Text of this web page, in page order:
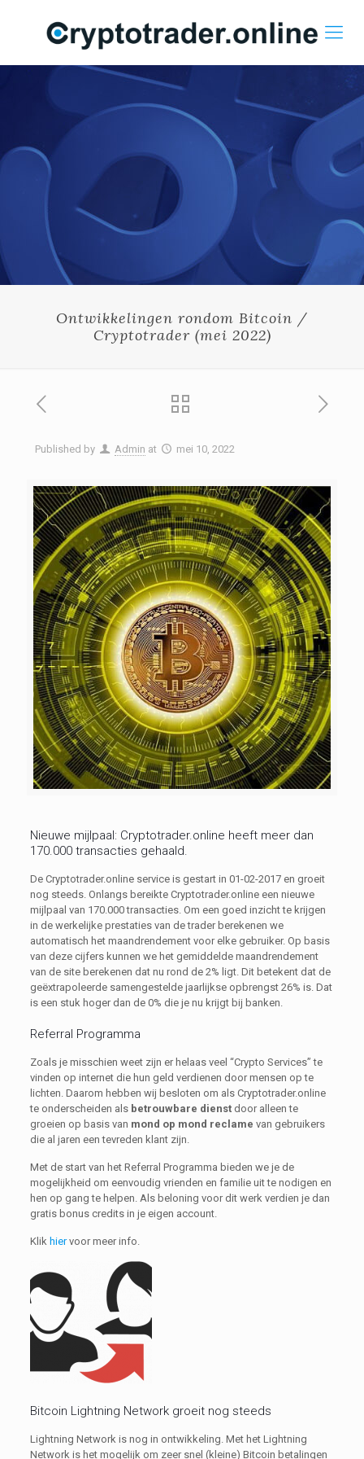
Ontwikkelingen rondom Bitcoin /
Cryptotrader (mei 2022)
Published by Admin at mei 10, 2022
Nieuwe mijlpaal: Cryptotrader.online heeft meer dan
170.000 transacties gehaald.
De Cryptotrader.online service is gestart in 01-02-2017 en groeit
nog steeds. Onlangs bereikte Cryptotrader.online een nieuwe
mijlpaal van 170.000 transacties. Om een ​​goed inzicht te krijgen
in de werkelijke prestaties van de trader berekenen we
automatisch het maandrendement voor elke gebruiker. Op basis
van deze cijfers kunnen we het gemiddelde maandrendement
van de site berekenen dat nu rond de 2% ligt. Dit betekent dat de
geëxtrapoleerde samengestelde jaarlijkse opbrengst 26% is. Dat
is een stuk hoger dan de 0% die je nu krijgt bij banken.
Referral Programma
Zoals je misschien weet zijn er helaas veel “Crypto Services” te
vinden op internet die hun geld verdienen door mensen op te
lichten. Daarom hebben wij besloten om als Cryptotrader.online
te onderscheiden als betrouwbare dienstdoor alleen te
groeien op basis van mond op mond reclame van gebruikers
die al jaren een tevreden klant zijn.
Met de start van het Referral Programma bieden we je de
mogelijkheid om eenvoudig vrienden en familie uit te nodigen en
hen op gang te helpen. Als beloning voor dit werk verdien je dan
gratis bonus credits in je eigen account.
Klik hiervoor meer info.
Bitcoin Lightning Network groeit nog steeds
Lightning Network is nog in ontwikkeling. Met het Lightning
Network is het mogelijk om zeer snel (kleine) Bitcoin betalingen